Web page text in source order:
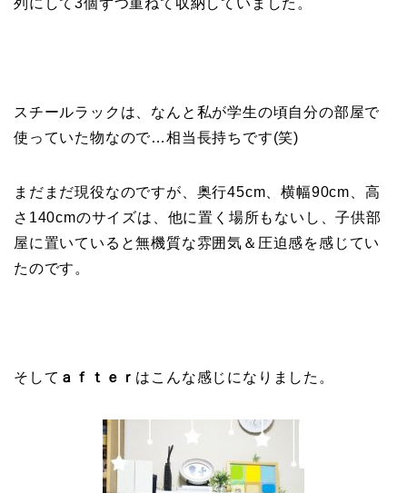
スチールラックは、なんと私が学生の頃自分の部屋で
使っていた物なので…相当長持ちです(笑)
まだまだ現役なのですが、奥行45cm、横幅90cm、高
さ140cmのサイズは、他に置く場所もないし、子供部
屋に置いていると無機質な雰囲気＆圧迫感を感じてい
たのです。
そして ａｆｔｅｒ はこんな感じになりました。